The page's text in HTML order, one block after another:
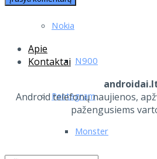
Nokia
N900
Pentagram
Monster
Apie
Kontaktai
Android telefonų naujienos,
pažengusiems